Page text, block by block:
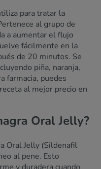
para tratar la
al grupo de
a aumentar el flujo
fácilmente en la
de 20 minutos. Se
piña, naranja,
farmacia, puedes
al mejor precio en
Oral Jelly?
Oral Jelly (Sildenafil
al pene. Esto